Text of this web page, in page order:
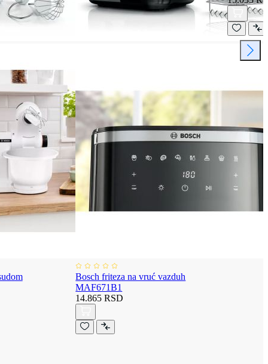
Bosch friteza na vruć vazduh
MAF671B1
14.865 RSD